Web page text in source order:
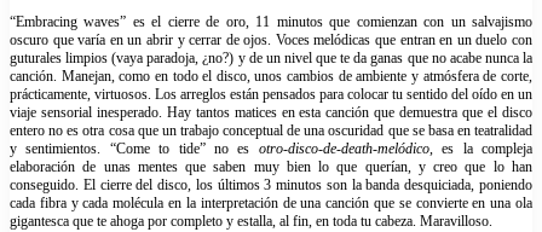
“Embracing waves” es el cierre de oro, 11 minutos que comienzan con un salvajismo
oscuro que varía en un abrir y cerrar de ojos. Voces melódicas que entran en un duelo con
guturales limpios (vaya paradoja, ¿no?) y de un nivel que te da ganas que no acabe nunca la
canción. Manejan, como en todo el disco, unos cambios de ambiente y atmósfera de corte,
prácticamente, virtuosos. Los arreglos están pensados para colocar tu sentido del oído en un
viaje sensorial inesperado. Hay tantos matices en esta canción que demuestra que el disco
entero no es otra cosa que un trabajo conceptual de una oscuridad que se basa en teatralidad
y sentimientos. “Come to tide” no es otro-disco-de-death-melódico, es la compleja
elaboración de unas mentes que saben muy bien lo que querían, y creo que lo han
conseguido. El cierre del disco, los últimos 3 minutos son la banda desquiciada, poniendo
cada fibra y cada molécula en la interpretación de una canción que se convierte en una ola
gigantesca que te ahoga por completo y estalla, al fin, en toda tu cabeza. Maravilloso.